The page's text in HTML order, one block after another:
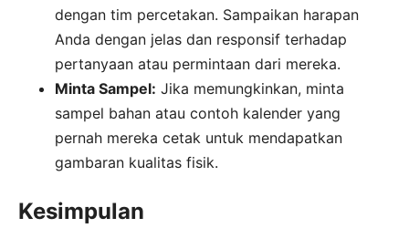
dengan tim percetakan. Sampaikan harapan
Anda dengan jelas dan responsif terhadap
pertanyaan atau permintaan dari mereka.
Minta Sampel: Jika memungkinkan, minta
sampel bahan atau contoh kalender yang
pernah mereka cetak untuk mendapatkan
gambaran kualitas fisik.
Kesimpulan